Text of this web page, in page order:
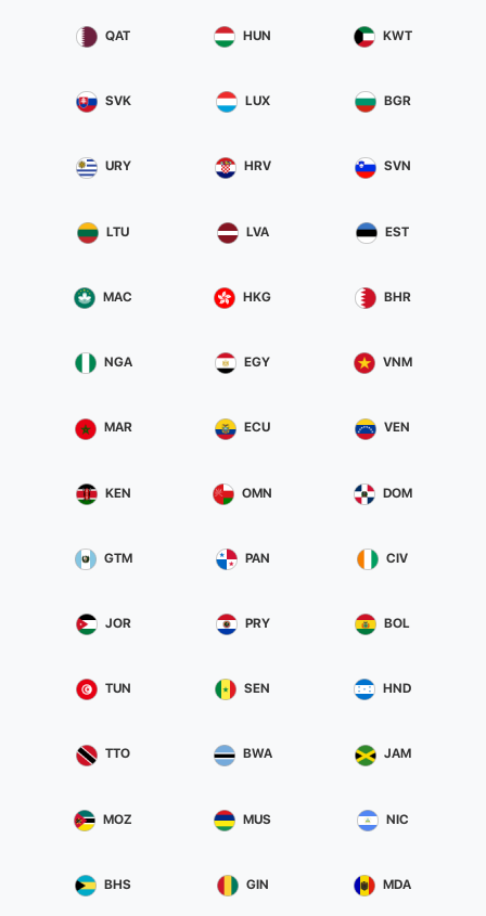
QAT HUN KWT
SVK LUX BGR
URY HRV SVN
LTU LVA EST
MAC HKG BHR
NGA EGY VNM
MAR ECU VEN
KEN OMN DOM
GTM PAN CIV
JOR PRY BOL
TUN SEN HND
TTO BWA JAM
MOZ MUS NIC
BHS GIN MDA